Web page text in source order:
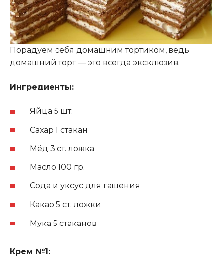
Порадуем себя домашним тортиком, ведь
домашний торт — это всегда эксклюзив.
Ингредиенты:
Яйца 5 шт.
Сахар 1 стакан
Мёд 3 ст. ложка
Масло 100 гр.
Сода и уксус для гашения
Какао 5 ст. ложки
Мука 5 стаканов
Крем №1: